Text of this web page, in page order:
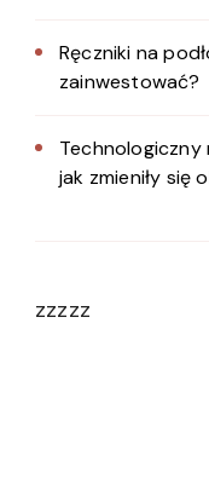
Ręczniki na
zainwestować?
jak zmieniły się
zzzzz